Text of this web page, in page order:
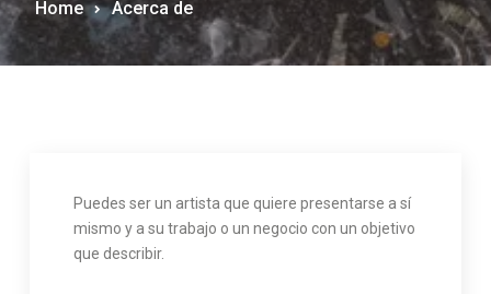
Home Acerca de
Puedes ser un artista que quiere presentarse a sí
mismo y a su trabajo o un negocio con un objetivo
que describir.